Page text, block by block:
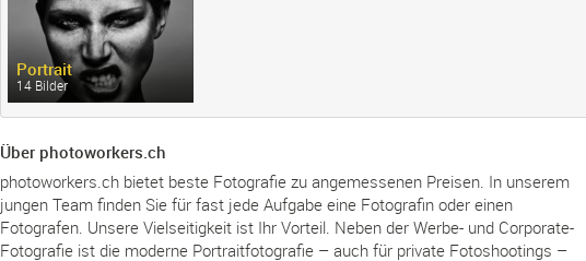
Portrait
14 Bilder
Über photoworkers.ch
photoworkers.ch bietet beste Fotografie zu angemessenen Preisen. In unserem
jungen Team finden Sie für fast jede Aufgabe eine Fotografin oder einen
Fotografen. Unsere Vielseitigkeit ist Ihr Vorteil. Neben der Werbe- und Corporate-
Fotografie ist die moderne Portraitfotografie – auch für private Fotoshootings –